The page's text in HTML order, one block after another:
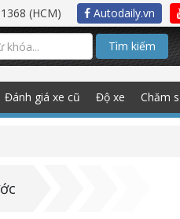
(HCM) Autodaily.vn
Tìm kiếm
Đánh giá xe cũ Độ xe Chăm